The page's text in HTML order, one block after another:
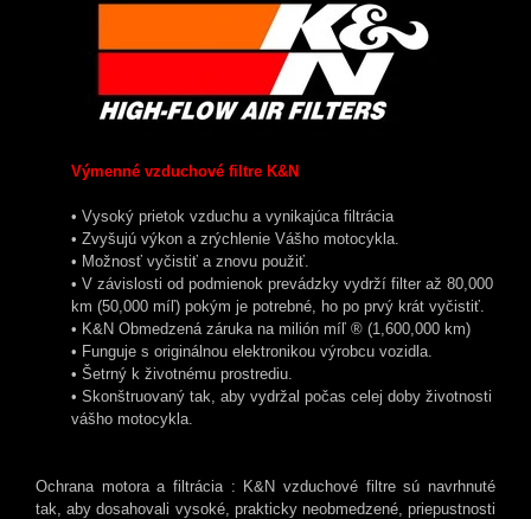
Výmenné vzduchové filtre K&N
• Vysoký prietok vzduchu a vynikajúca filtrácia
• Zvyšujú výkon a zrýchlenie Vášho motocykla.
• Možnosť vyčistiť a znovu použiť.
• V závislosti od podmienok prevádzky vydrží filter až 80,000
km (50,000 míľ) pokým je potrebné, ho po prvý krát vyčistiť.
• K&N Obmedzená záruka na milión míľ ® (1,600,000 km)
• Funguje s originálnou elektronikou výrobcu vozidla.
• Šetrný k životnému prostrediu.
• Skonštruovaný tak, aby vydržal počas celej doby životnosti
vášho motocykla.
Ochrana motora a filtrácia : K&N vzduchové filtre sú navrhnuté
tak, aby dosahovali vysoké, prakticky neobmedzené, priepustnosti